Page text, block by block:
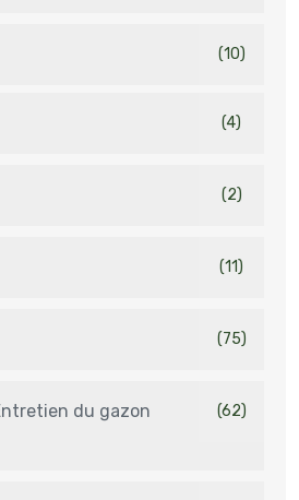
(10)
(4)
(2)
(11)
(75)
du gazon
(62)